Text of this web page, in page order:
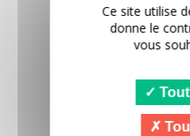
Ce site utilise
donne le
vous